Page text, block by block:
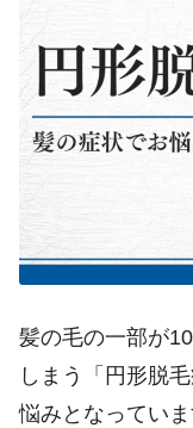
髪の毛の一部が10
しまう「円形脱
悩みとなってい